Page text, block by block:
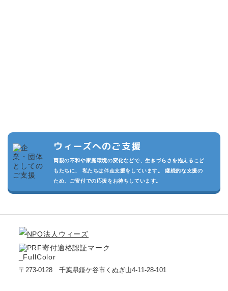
ウィーズへのご支援
両親の不和や家庭環境の変化などで、生きづらさを抱えるこど
もたちに、 私たちは伴走支援をしています。 継続的な支援の
ため、ご寄付での応援をお待ちしています。
〒273-0128 千葉県鎌ケ谷市くぬぎ山4-11-28-101